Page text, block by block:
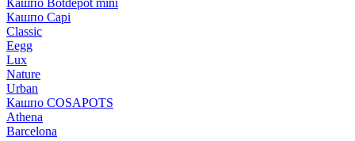
Кашпо Capi
Classic
Eegg
Lux
Nature
Urban
Кашпо COSAPOTS
Athena
Barcelona